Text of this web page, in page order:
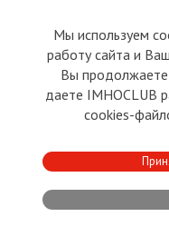
Ответить
Поддержали:
Сергей Т.
Sushin, Борис Шпигун
№39Lora
02.01.2012
Вопрос был о
Там и семья, и
Мы используем
работу сайта и
Вы продолжаете
даете IMHOCLUB
cookies-